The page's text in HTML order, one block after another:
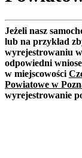
Jeżeli nasz
lub na przykład
wyrejestrowaniu
odpowiedni
w miejscowości
Powiatowe w
wyrejestrowanie